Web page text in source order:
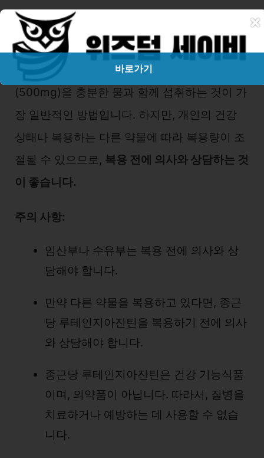
종근당 루테인지아잔틴 복용법 섭취방법
종근당 루테인지아잔틴은 1일 1회, 1회 1캡슐
(500mg)을 충분한 물과 함께 섭취하는 것이 가
장 일반적인 방법입니다. 하지만, 개인의 건강
상태나 복용하는 다른 약물에 따라 복용량이 조
절될 수 있으므로, 복용 전에 의사와 상담하는 것
이 좋습니다.
주의 사항:
임산부나 수유부는 복용 전에 의사와 상
담해야 합니다.
만약 다른 약물을 복용하고 있다면, 종근
당 루테인지아잔틴을 복용하기 전에 의사
와 상담해야 합니다.
종근당 루테인지아잔틴은 건강 기능식품
이며, 의약품이 아닙니다. 따라서, 질병을
치료하거나 예방하는 데 사용할 수 없습
니다.
×
바로가기